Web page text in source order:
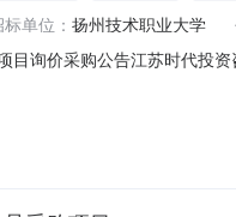
单位： 扬州技术职业大学
目询价采购公告江苏时代投
间）前提交响应文件。一、